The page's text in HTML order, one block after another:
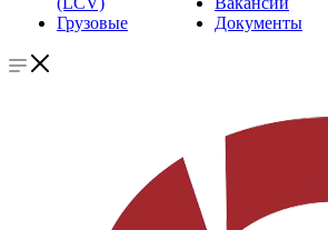
Грузовые
Документы